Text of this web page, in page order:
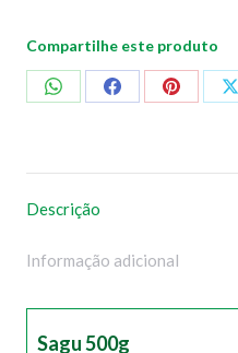
Compartilhe este produto
CompartilharCompartilhar
Descrição
Informação adicional
Sagu 500g